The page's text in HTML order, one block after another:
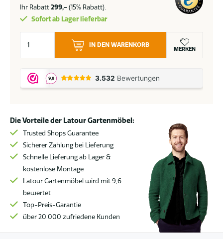
Ihr Rabatt299,-(15% Rabatt).
Sofort ab Lager lieferbar
4
Seasons
Prado
mit
elliptischer
Platte
240
cm
Menge
IN DEN WARENKORB
MERKEN
Die Vorteile der Latour Gartenmöbel:
Trusted Shops Guarantee
Sicherer Zahlung bei Lieferung
Schnelle Lieferung ab Lager &
kostenlose Montage
Latour Gartenmöbel wird mit 9,6
bewertet
Top-Preis-Garantie
über 20.000 zufriedene Kunden